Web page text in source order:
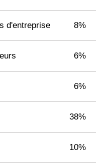
d'entreprise 8%
6%
6%
38%
10%